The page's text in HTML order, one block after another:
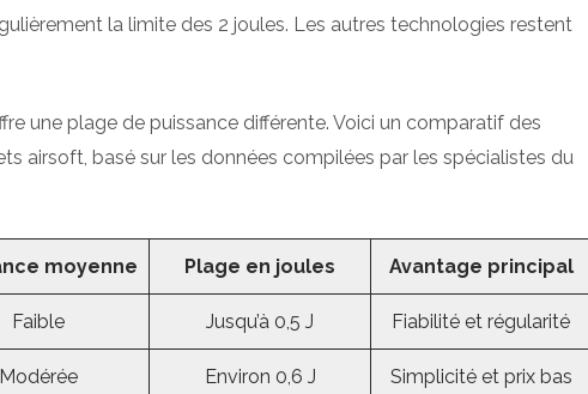
la limite des 2 joules. Les autres technologies restent
une plage de puissance différente. Voici un comparatif des
airsoft, basé sur les données compilées par les spécialistes du
moyenne Plage en joules Avantage principal
Faible Jusqu’à 0,5 J Fiabilité et régularité
Modérée Environ 0,6 J Simplicité et prix bas